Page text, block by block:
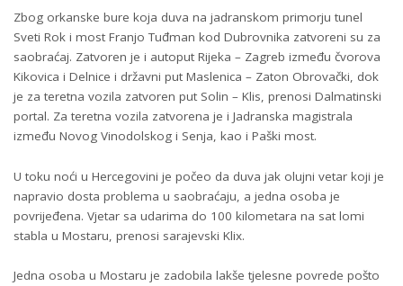
Zbog orkanske bure koja duva na jadranskom primorju tunel
Sveti Rok i most Franjo Tuđman kod Dubrovnika zatvoreni su za
saobraćaj. Zatvoren je i autoput Rijeka – Zagreb između čvorova
Kikovica i Delnice i državni put Maslenica – Zaton Obrovački, dok
je za teretna vozila zatvoren put Solin – Klis, prenosi Dalmatinski
portal. Za teretna vozila zatvorena je i Jadranska magistrala
između Novog Vinodolskog i Senja, kao i Paški most.
U toku noći u Hercegovini je počeo da duva jak olujni vetar koji je
napravio dosta problema u saobraćaju, a jedna osoba je
povrijeđena. Vjetar sa udarima do 100 kilometara na sat lomi
stabla u Mostaru, prenosi sarajevski Klix.
Jedna osoba u Mostaru je zadobila lakše tjelesne povrede pošto